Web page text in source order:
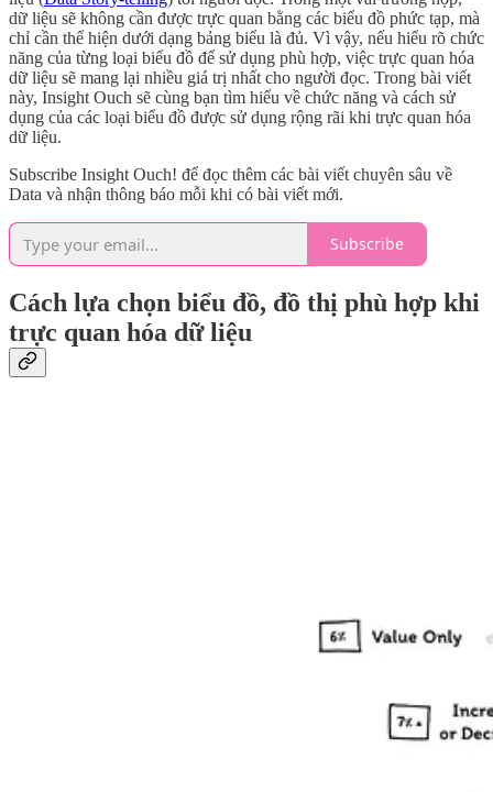
dữ liệu sẽ không cần được trực quan bằng các biểu đồ phức tạp, mà
chỉ cần thể hiện dưới dạng bảng biểu là đủ. Vì vậy, nếu hiểu rõ chức
năng của từng loại biểu đồ để sử dụng phù hợp, việc trực quan hóa
dữ liệu sẽ mang lại nhiều giá trị nhất cho người đọc. Trong bài viết
này, Insight Ouch sẽ cùng bạn tìm hiểu về chức năng và cách sử
dụng của các loại biểu đồ được sử dụng rộng rãi khi trực quan hóa
dữ liệu.
Subscribe Insight Ouch! để đọc thêm các bài viết chuyên sâu về
Data và nhận thông báo mỗi khi có bài viết mới.
Subscribe
Cách lựa chọn biểu đồ, đồ thị phù hợp khi
trực quan hóa dữ liệu